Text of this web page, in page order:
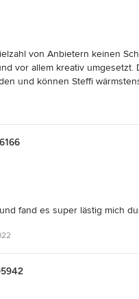
5 von 5 Sternen
von Anbietern keinen
vor allem kreativ
und können Steffi
5 von 5 Sternen
fand es super lästig mich
- ich beauftragte sie
Zeit später gab es zwei
Änderungen waren nicht
5 von 5 Sternen